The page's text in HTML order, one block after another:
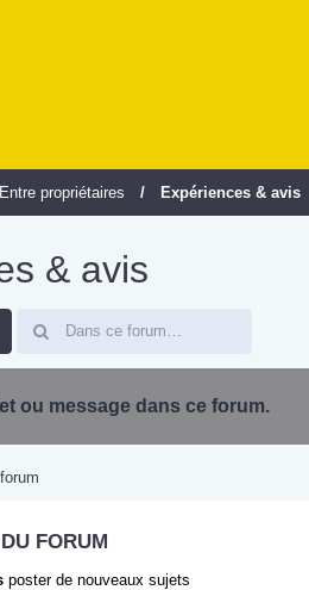
propriétaires Expériences & avis
& avis
ou message dans ce forum.
FORUM
poster de nouveaux sujets